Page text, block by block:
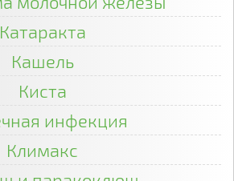
Катаракта
Кашель
Киста
инфекция
Климакс